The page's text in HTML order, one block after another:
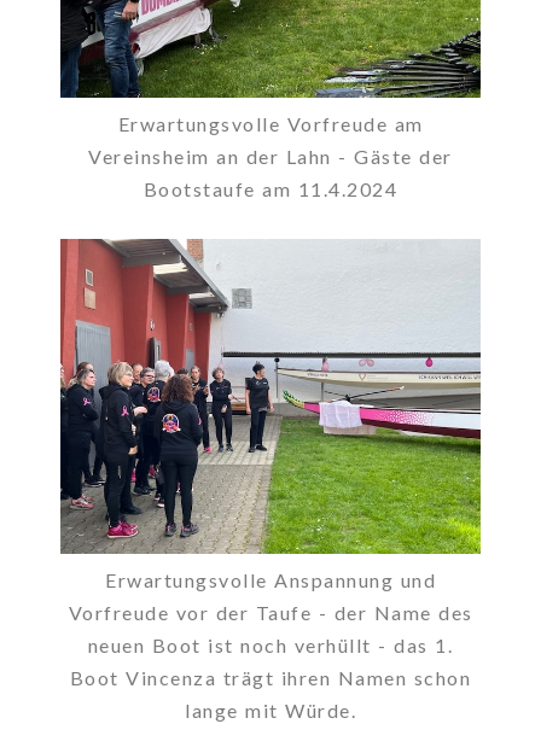
Erwartungsvolle Vorfreude am
Vereinsheim an der Lahn - Gäste der
Bootstaufe am 11.4.2024
Erwartungsvolle Anspannung und
Vorfreude vor der Taufe - der Name des
neuen Boot ist noch verhüllt - das 1.
Boot Vincenza trägt ihren Namen schon
lange mit Würde.